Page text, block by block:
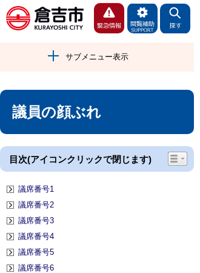
サブメニュー表示
議員の顔ぶれ
目次(アイコンクリックで閉じます)
議席番号1
議席番号2
議席番号3
議席番号4
議席番号5
議席番号6